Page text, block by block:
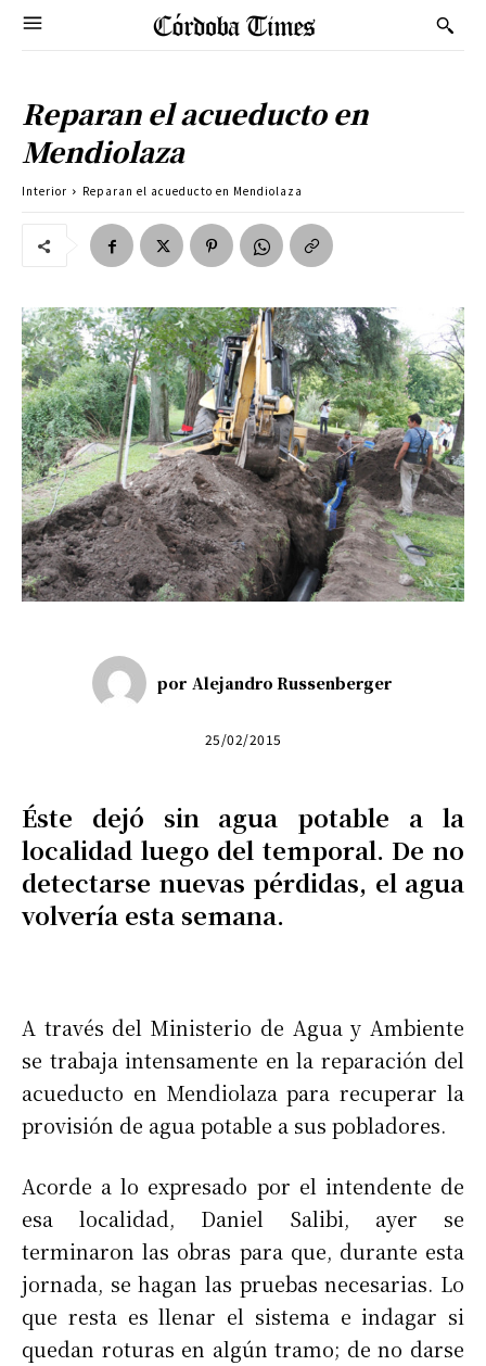
Reparan el acueducto en
Mendiolaza
Interior Reparan el acueducto en Mendiolaza
por Alejandro Russenberger
25/02/2015
Éste dejó sin agua potable a la
localidad luego del temporal. De no
detectarse nuevas pérdidas, el agua
volvería esta semana.
A través del Ministerio de Agua y Ambiente
se trabaja intensamente en la reparación del
acueducto en Mendiolaza para recuperar la
provisión de agua potable a sus pobladores.
Acorde a lo expresado por el intendente de
esa localidad, Daniel Salibi, ayer se
terminaron las obras para que, durante esta
jornada, se hagan las pruebas necesarias. Lo
que resta es llenar el sistema e indagar si
quedan roturas en algún tramo; de no darse